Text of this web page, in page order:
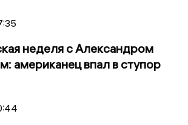
неделя с Александром
американец впал в ступор